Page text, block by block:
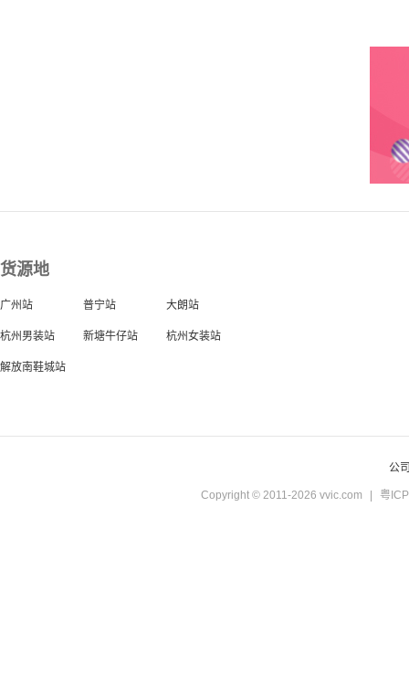
货源地
广州站 普宁站 大朗站
杭州男装站 新塘牛仔站 杭州女装站
解放南鞋城站
公
Copyright © 2011-2026 vvic.com 粤